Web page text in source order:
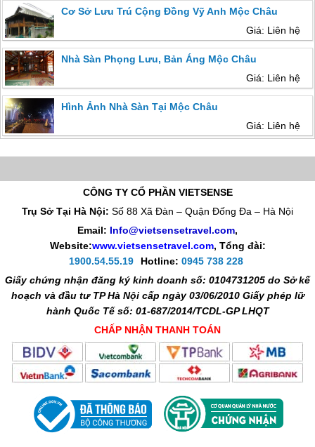
Cơ Sở Lưu Trú Cộng Đồng Vỹ Anh Mộc Châu
Giá: Liên hệ
Nhà Sàn Phọng Lưu, Bản Áng Mộc Châu
Giá: Liên hệ
Hình Ảnh Nhà Sàn Tại Mộc Châu
Giá: Liên hệ
CÔNG TY CỔ PHẦN VIETSENSE
Trụ Sở Tại Hà Nội: Số 88 Xã Đàn – Quận Đống Đa – Hà Nội
Email: Info@vietsensetravel.com,
Website:www.vietsensetravel.com, Tổng đài:
1900.54.55.19
Hotline: 0945 738 228
Giấy chứng nhận đăng ký kinh doanh số: 0104731205 do Sở kế
hoạch và đầu tư TP Hà Nội cấp ngày 03/06/2010 Giấy phép lữ
hành Quốc Tế số: 01-687/2014/TCDL-GP LHQT
CHẤP NHẬN THANH TOÁN